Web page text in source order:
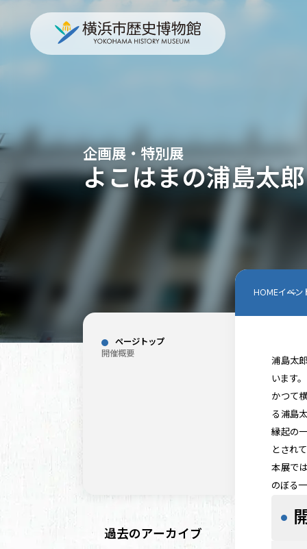
よこはまの浦島太
企画展・特別展
HOMEイベン
浦島太
います
かつて
る浦島
縁起の
とされ
本展で
のぼる
ページトップ
開催概要
過去のアーカイブ